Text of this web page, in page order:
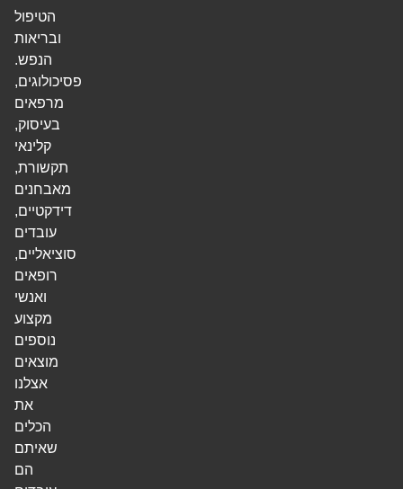
הטיפול
ובריאות
הנפש.
פסיכולוגים,
מרפאים
בעיסוק,
קלינאי
תקשורת,
מאבחנים
דידקטיים,
עובדים
סוציאליים,
רופאים
ואנשי
מקצוע
נוספים
מוצאים
אצלנו
את
הכלים
שאיתם
הם